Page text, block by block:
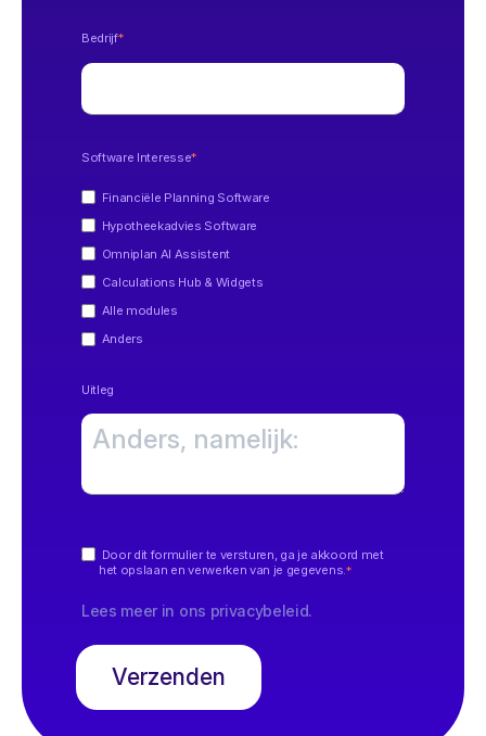
Bedrijf*
Software Interesse*
Financiële Planning Software
Hypotheekadvies Software
Omniplan AI Assistent
Calculations Hub & Widgets
Alle modules
Anders
Uitleg
Door dit formulier te versturen, ga je akkoord met
het opslaan en verwerken van je gegevens. *
Lees meer in ons privacybeleid.